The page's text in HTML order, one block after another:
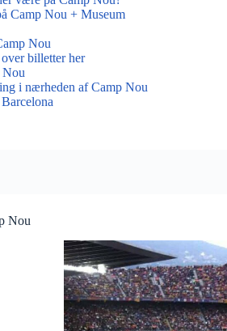
Camp Nou + Museum
Nou
billetter her
Nou
i nærheden af Camp Nou
Nou